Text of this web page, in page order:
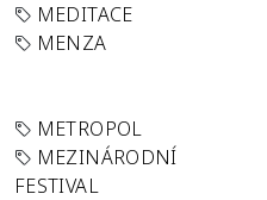
MEDITACE
MENZA
METROPOL
MEZINÁRODNÍ
FESTIVAL